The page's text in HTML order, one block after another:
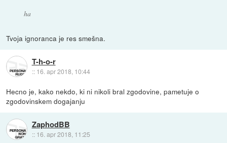
ha
Tvoja ignoranca je res smešna.
T-h-o-r
:: 16. apr 2018, 10:44
Hecno je, kako nekdo, ki ni nikoli bral zgodovine, pametuje o
zgodovinskem dogajanju
ZaphodBB
:: 16. apr 2018, 11:25